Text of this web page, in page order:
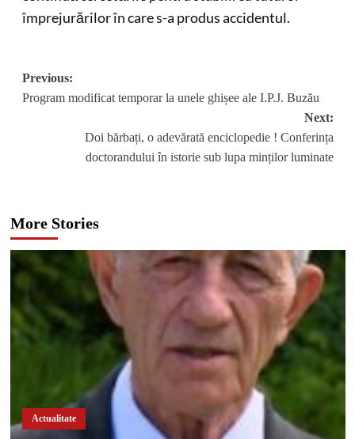
împrejurărilor în care s-a produs accidentul.
Post
navigation
Previous:
Program modificat temporar la unele ghișee ale I.P.J. Buzău
Next:
Doi bărbați, o adevărată enciclopedie ! Conferința
doctorandului în istorie sub lupa minților luminate
More Stories
Actualitate